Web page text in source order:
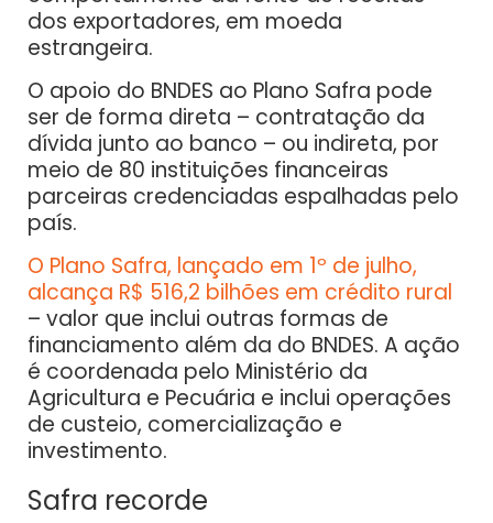
dos exportadores, em moeda
estrangeira.
O apoio do BNDES ao Plano Safra pode
ser de forma direta – contratação da
dívida junto ao banco – ou indireta, por
meio de 80 instituições financeiras
parceiras credenciadas espalhadas pelo
país.
O Plano Safra, lançado em 1º de julho,
alcança R$ 516,2 bilhões em crédito rural
– valor que inclui outras formas de
financiamento além da do BNDES. A ação
é coordenada pelo Ministério da
Agricultura e Pecuária e inclui operações
de custeio, comercialização e
investimento.
Safra recorde